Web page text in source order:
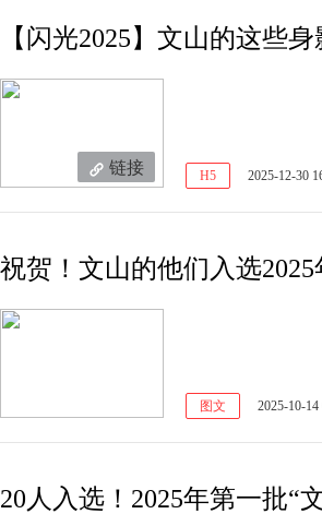
【闪光2025】文山的这些身
链接 H5 2025-12-30
祝贺！文山的他们入选2025
图文 2025-10-14
20人入选！2025年第一批“